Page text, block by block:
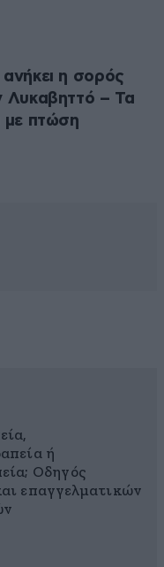
η σορός
Λυκαβηττό – Τα
με πτώση
ή
Οδηγός
επαγγελματικών